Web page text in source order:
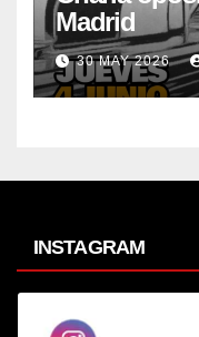
Madrid
30 MAY 2026
INSTAGRAM